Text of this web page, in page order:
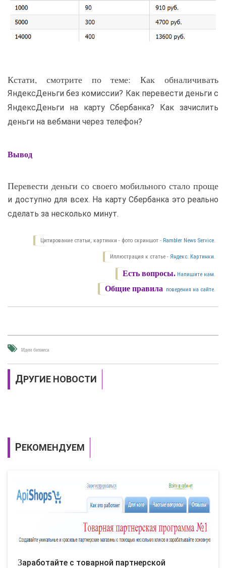
Кстати, смотрите по теме: Как обналичивать
ЯндексДеньги без комиссии? Как перевести деньги с
ЯндексДеньги на карту Сбербанка? Как зачислить
деньги на вебмани через телефон?
Вывод
Перевести деньги со своего мобильного стало проще
и доступно для всех. На карту Сбербанка это реально
сделать за несколько минут.
Цитирование статьи, картинки - фото скриншот - Rambler News Service.
Иллюстрация к статье - Яндекс. Картинки.
Есть вопросы. Напишите нам.
Общие правила поведения на сайте.
Идеи бизнеса
ДРУГИЕ НОВОСТИ
РЕКОМЕНДУЕМ
Заработайте с товарной партнерской